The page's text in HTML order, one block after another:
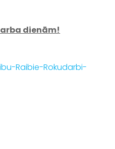
dienām!
Raibie-Rokudarbi-